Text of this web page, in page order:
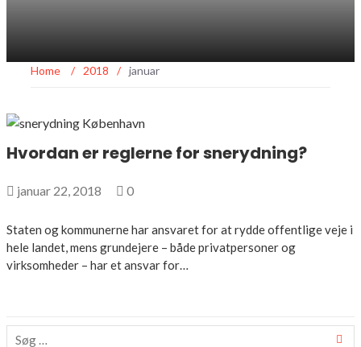
Home / 2018 / januar
Hvordan er reglerne for snerydning?
januar 22, 2018 0
Staten og kommunerne har ansvaret for at rydde offentlige veje i
hele landet, mens grundejere – både privatpersoner og
virksomheder – har et ansvar for…